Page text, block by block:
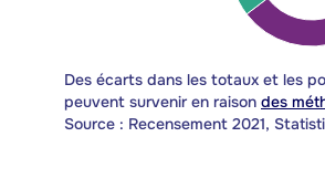
Des écarts dans les totaux et les
peuvent survenir en raison des
Source : Recensement 2021,